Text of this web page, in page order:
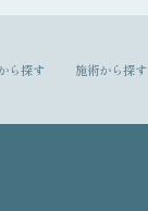
ら探す 施術から探す